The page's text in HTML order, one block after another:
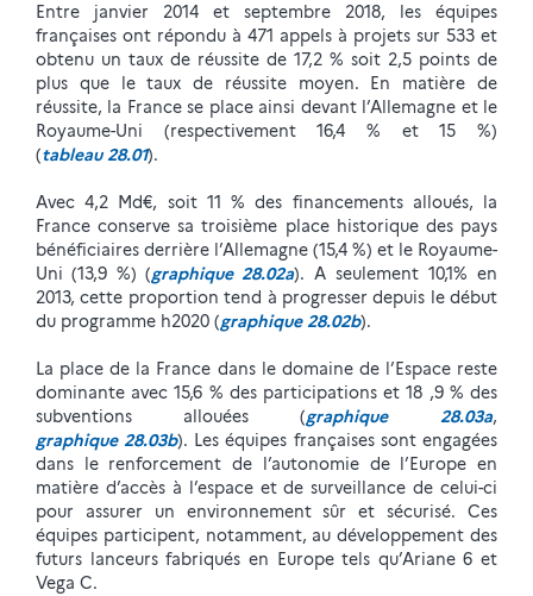
Entre janvier 2014 et septembre 2018, les équipes
françaises ont répondu à 471 appels à projets sur 533 et
obtenu un taux de réussite de 17,2 % soit 2,5 points de
plus que le taux de réussite moyen. En matière de
réussite, la France se place ainsi devant l’Allemagne et le
Royaume-Uni (respectivement 16,4 % et 15 %)
(tableau 28.01).
Avec 4,2 Md€, soit 11 % des financements alloués, la
France conserve sa troisième place historique des pays
bénéficiaires derrière l’Allemagne (15,4 %) et le Royaume-
Uni (13,9 %) (graphique 28.02a). A seulement 10,1% en
2013, cette proportion tend à progresser depuis le début
du programme h2020 (graphique 28.02b).
La place de la France dans le domaine de l’Espace reste
dominante avec 15,6 % des participations et 18 ,9 % des
subventions allouées (graphique 28.03a,
graphique 28.03b). Les équipes françaises sont engagées
dans le renforcement de l’autonomie de l’Europe en
matière d’accès à l’espace et de surveillance de celui-ci
pour assurer un environnement sûr et sécurisé. Ces
équipes participent, notamment, au développement des
futurs lanceurs fabriqués en Europe tels qu’Ariane 6 et
Vega C.